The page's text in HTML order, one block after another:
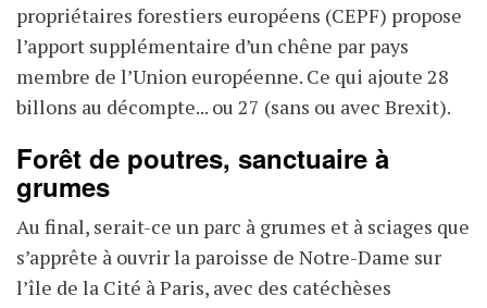
propriétaires forestiers européens (CEPF) propose
l’apport supplémentaire d’un chêne par pays
membre de l’Union européenne. Ce qui ajoute 28
billons au décompte... ou 27 (sans ou avec Brexit).
Forêt de poutres, sanctuaire à
grumes
Au final, serait-ce un parc à grumes et à sciages que
s’apprête à ouvrir la paroisse de Notre-Dame sur
l’île de la Cité à Paris, avec des catéchèses